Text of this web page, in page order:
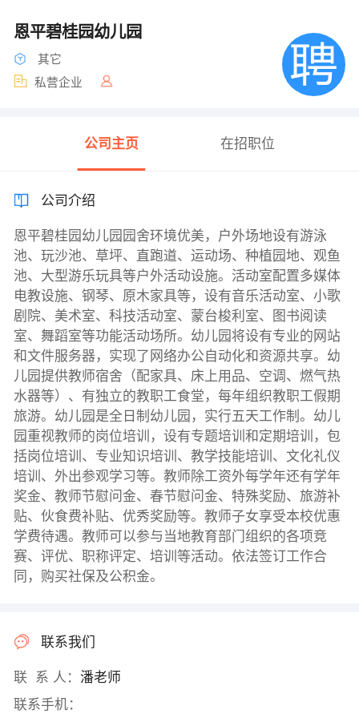
恩平碧桂园幼儿园
其它
私营企业
公司主页 在招职位
公司介绍
恩平碧桂园幼儿园园舍环境优美，户外场地设有游泳
池、玩沙池、草坪、直跑道、运动场、种植园地、观鱼
池、大型游乐玩具等户外活动设施。活动室配置多媒体
电教设施、钢琴、原木家具等，设有音乐活动室、小歌
剧院、美术室、科技活动室、蒙台梭利室、图书阅读
室、舞蹈室等功能活动场所。幼儿园将设有专业的网站
和文件服务器，实现了网络办公自动化和资源共享。幼
儿园提供教师宿舍（配家具、床上用品、空调、燃气热
水器等）、有独立的教职工食堂，每年组织教职工假期
旅游。幼儿园是全日制幼儿园，实行五天工作制。幼儿
园重视教师的岗位培训，设有专题培训和定期培训，包
括岗位培训、专业知识培训、教学技能培训、文化礼仪
培训、外出参观学习等。教师除工资外每学年还有学年
奖金、教师节慰问金、春节慰问金、特殊奖励、旅游补
贴、伙食费补贴、优秀奖励等。教师子女享受本校优惠
学费待遇。教师可以参与当地教育部门组织的各项竞
赛、评优、职称评定、培训等活动。依法签订工作合
同，购买社保及公积金。
联系我们
联 系 人： 潘老师
联系手机：